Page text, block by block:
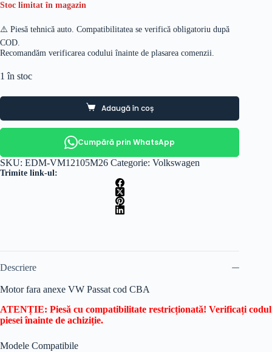
Stoc limitat în magazin
⚠️ Piesă tehnică auto. Compatibilitatea se verifică obligatoriu după
COD.
Recomandăm verificarea codului înainte de plasarea comenzii.
1 în stoc
Adaugă în coș
Cumpără prin WhatsApp
SKU: EDM-VM12105M26 Categorie: Volkswagen
Trimite link-ul:
Descriere
Motor fara anexe VW Passat cod CBA
ATENȚIE: Piesă cu compatibilitate restricționată! Verificați codul
piesei înainte de achiziție.
Modele Compatibile